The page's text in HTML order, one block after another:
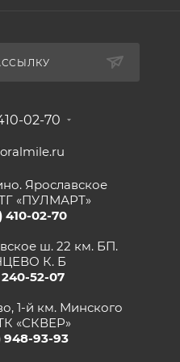
02-70
Ярославское
«ПУЛМАРТ»
410-02-70
ш. 22 км. БП.
К. Б
52-07
1-й км. Минского
«СКВЕР»
948-93-93